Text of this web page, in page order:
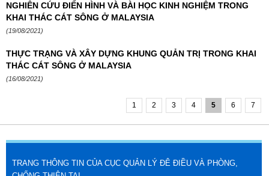
NGHIÊN CỨU ĐIỂN HÌNH VÀ BÀI HỌC KINH NGHIỆM TRONG
KHAI THÁC CÁT SÔNG Ở MALAYSIA
(19/08/2021)
THỰC TRẠNG VÀ XÂY DỰNG KHUNG QUẢN TRỊ TRONG KHAI
THÁC CÁT SÔNG Ở MALAYSIA
(16/08/2021)
1 2 3 4 5 6 7
TRANG THÔNG TIN CỦA CỤC QUẢN LÝ ĐÊ ĐIỀU VÀ PHÒNG,